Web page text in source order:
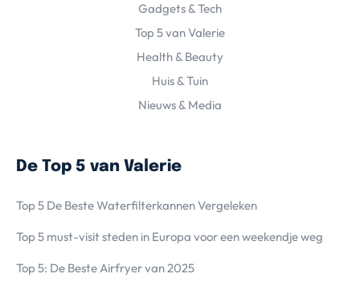
Gadgets & Tech
Top 5 van Valerie
Health & Beauty
Huis & Tuin
Nieuws & Media
De Top 5 van Valerie
Top 5 De Beste Waterfilterkannen Vergeleken
Top 5 must-visit steden in Europa voor een weekendje weg
Top 5: De Beste Airfryer van 2025